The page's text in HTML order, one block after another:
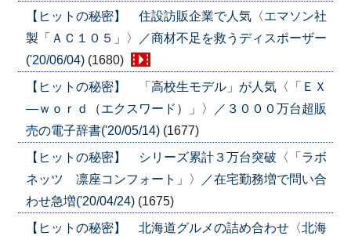
【ヒットの秘密】 住設訪販企業で人気〈エマソン社
製「ＡＣ１０５」〉／商材不足を救うディスポーザー
('20/06/04) (1680)
【ヒットの秘密】 「高校生モデル」が人気〈「ＥＸ
―ｗｏｒｄ（エクスワード）」〉／３０００万台超販
売の電子辞書('20/05/14) (1677)
【ヒットの秘密】 シリーズ累計３万台突破〈「ラボ
ネッツ 凛座コンフォート」〉／在宅勤務増で問い合
わせ急増('20/04/24) (1675)
【ヒットの秘密】 北海道グルメの詰め合わせ〈北海